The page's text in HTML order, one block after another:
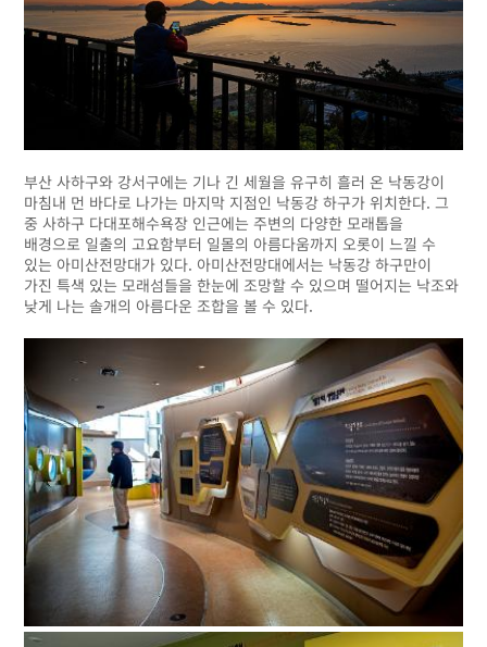
부산 사하구와 강서구에는 기나 긴 세월을 유구히 흘러 온 낙동강이
마침내 먼 바다로 나가는 마지막 지점인 낙동강 하구가 위치한다. 그
중 사하구 다대포해수욕장 인근에는 주변의 다양한 모래톱을
배경으로 일출의 고요함부터 일몰의 아름다움까지 오롯이 느낄 수
있는 아미산전망대가 있다. 아미산전망대에서는 낙동강 하구만이
가진 특색 있는 모래섬들을 한눈에 조망할 수 있으며 떨어지는 낙조와
낮게 나는 솔개의 아름다운 조합을 볼 수 있다.